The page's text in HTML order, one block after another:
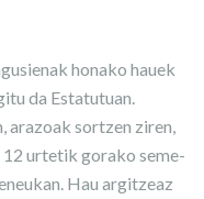
honako hauek
da Estatutuan.
arazoak sortzen ziren,
12 urtetik gorako seme-
Hau argitzeaz